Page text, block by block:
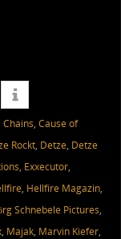
, Cause of
Rockt, Detze, Detze
, Exxecutor,
, Hellfire Magazin,
Schnebele Pictures,
, Majak, Marvin Kiefer,